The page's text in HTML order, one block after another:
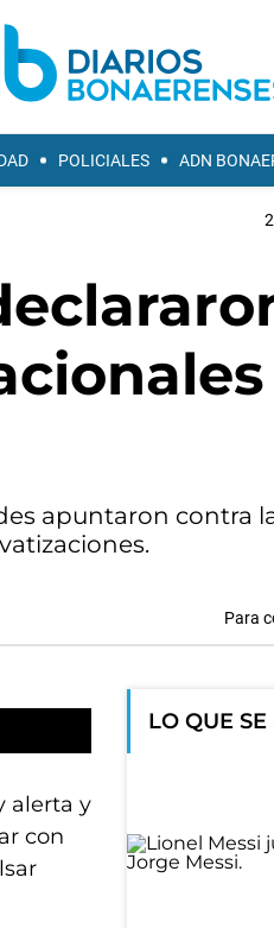
POLICIALES ADN
apuntaron contra
Para
alerta y
con
LO QUE